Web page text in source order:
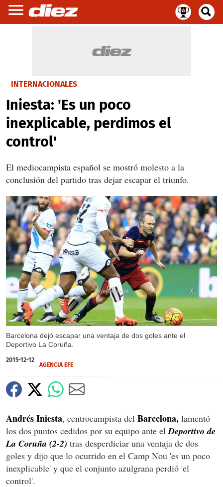
INTERNACIONALES
Iniesta: 'Es un poco
inexplicable, perdimos el
control'
El mediocampista español se mostró molesto a la
conclusión del partido tras dejar escapar el triunfo.
Barcelona dejó escapar una ventaja de dos goles ante el
Deportivo La Coruña.
X
2015-12-12
AGENCIA EFE
Andrés Iniesta, centrocampista del Barcelona, lamentó
los dos puntos cedidos por su equipo ante el Deportivo de
La Coruña (2-2) tras desperdiciar una ventaja de dos
goles y dijo que lo ocurrido en el Camp Nou 'es un poco
inexplicable' y que el conjunto azulgrana perdió 'el
control'.